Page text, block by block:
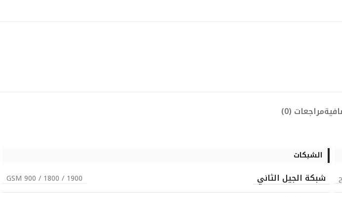
مراجعات (0)
الشبكات
شبكة الجيل الثاني GSM 900 / 1800 / 1900